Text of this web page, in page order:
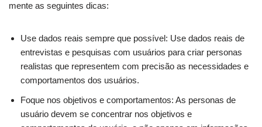
mente as seguintes dicas:
Use dados reais sempre que possível: Use dados reais de
entrevistas e pesquisas com usuários para criar personas
realistas que representem com precisão as necessidades e
comportamentos dos usuários.
Foque nos objetivos e comportamentos: As personas de
usuário devem se concentrar nos objetivos e